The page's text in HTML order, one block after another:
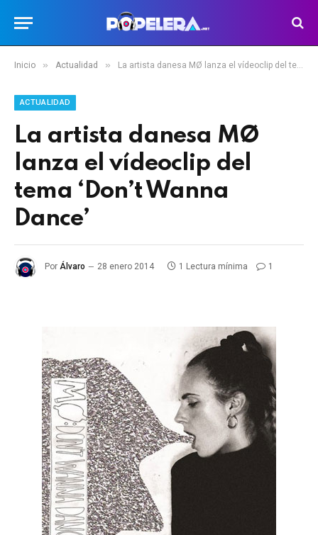
Inicio » Actualidad » La artista danesa MØ lanza el vídeoclip del tema ‘Don’t Wanna Dance’
ACTUALIDAD
La artista danesa MØ
lanza el vídeoclip del
tema ‘Don’t Wanna
Dance’
Por Álvaro 28 enero 2014 1 Lectura mínima 1